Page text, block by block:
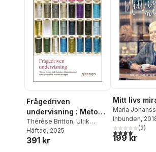
Frågedriven
undervisning : Metodik
för undersökande
arbetssätt i historia,
religionskunskap och
Thérèse Britton, Ulrik
Holmberg,Maria
Johansson
Häftad, 2025
391 kr
Mitt livs
Maria
Thureson
Inbunden,
4,0utav 5(2)
199 kr